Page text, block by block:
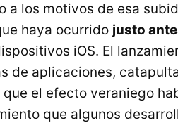
a los motivos de esa
haya ocurrido justo
iOS. El
de aplicaciones,
que el efecto veraniego
que algunos